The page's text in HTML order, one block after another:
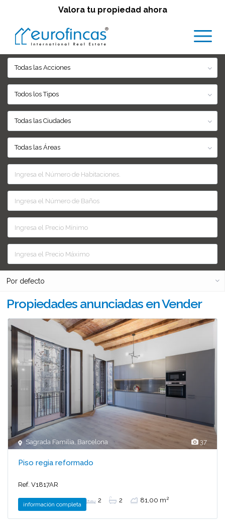
Valora tu propiedad ahora
Todas las Acciones
Todos los Tipos
Todas las Ciudades
Todas las Áreas
Por defecto
Propiedades anunciadas en Vender
37
Sagrada Familia Barcelona
Piso regia reformado
Ref. V1817AR
2 2 81,00 m2
información completa